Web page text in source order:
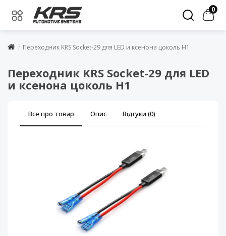
0
Переходник KRS Socket-29 для LED и ксенона цоколь Н1
Переходник KRS Socket-29 для LED
и ксенона цоколь Н1
Все про товар Опис Відгуки (0)